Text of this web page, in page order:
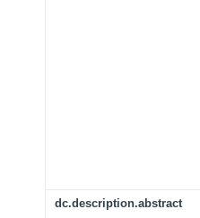
dc.description.abstract